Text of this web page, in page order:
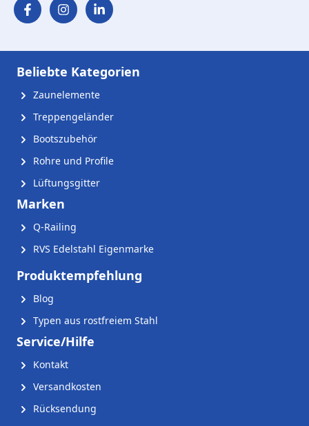
Beliebte Kategorien
Zaunelemente
Treppengeländer
Bootszubehör
Rohre und Profile
Lüftungsgitter
Marken
Q-Railing
RVS Edelstahl Eigenmarke
Produktempfehlung
Blog
Typen aus rostfreiem Stahl
Service/Hilfe
Kontakt
Versandkosten
Rücksendung